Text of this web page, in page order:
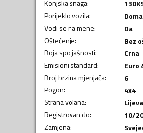
Konjska snaga: 130
Porijeklo vozila:
Vodi se na mene:
Da
Oštećenje:
Bez
Boja spoljašnosti:
Crna
Emisioni standard:
Euro
Broj brzina mjenjača:
6
Pogon:
4x4
Strana volana:
Lijeva
Registrovan do:
10/
Zamjena: